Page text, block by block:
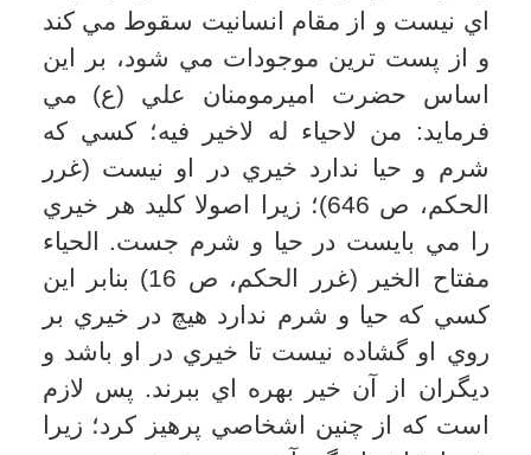
از موارد، واژه «عفت» را در مورد
پرهيزگاري در خصوص مسايل جنسي
استعمال كرده اند.
به هر حال از آيات قرآن مجيد و روايات
اسلامي استفاده مي شود كه «عفت» به هر
دو معناي آن، از بزرگترين فضايل انساني
است و هيچ كس در سير الي الله، بدون
داشتن «عفت» به جايي نمي رسد. در
زندگي دنيا نيز آبرو و حيثيت و شخصيت
انسان در گرو عفت است.
پس عفت داراي دامنه وسيع معنايي است و
شامل امور بسياري مي شود كه عفت در
امور جنسي و مالي بخشي از گستره معنايي
و مصداقي آن است. از اين رو در برخي از
روايات، عفت، افضل العباده (اصول كافي،
ج2، ص97) شمرده شده كه بر همين معناي
وسيع دلالت مي كند. هر چند كه بيش تر